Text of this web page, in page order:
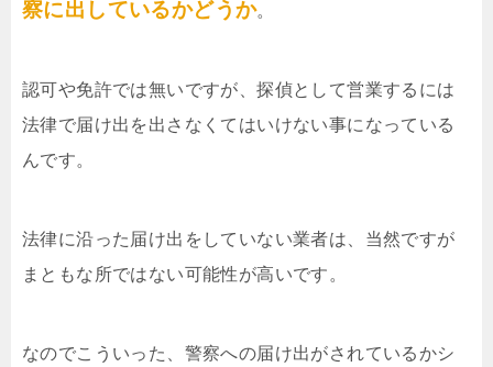
察に出しているかどうか。
認可や免許では無いですが、探偵として営業するには
法律で届け出を出さなくてはいけない事になっている
んです。
法律に沿った届け出をしていない業者は、当然ですが
まともな所ではない可能性が高いです。
なのでこういった、警察への届け出がされているかシ